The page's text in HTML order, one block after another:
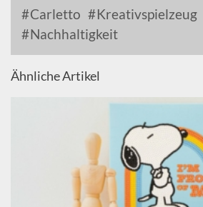
Carletto
Kreativspielzeug
Nachhaltigkeit
Ähnliche Artikel